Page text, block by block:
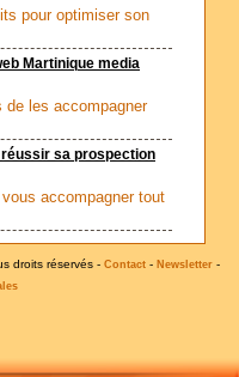
pour optimiser son
Martinique media
de les accompagner
sa prospection
vous accompagner tout
droits réservés - Contact - Newsletter -